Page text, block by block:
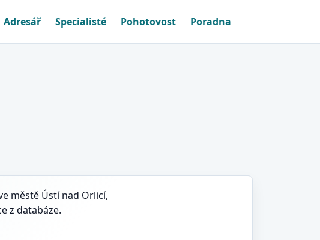
Adresář Specialisté Pohotovost Poradna
městě Ústí nad Orlicí,
z databáze.